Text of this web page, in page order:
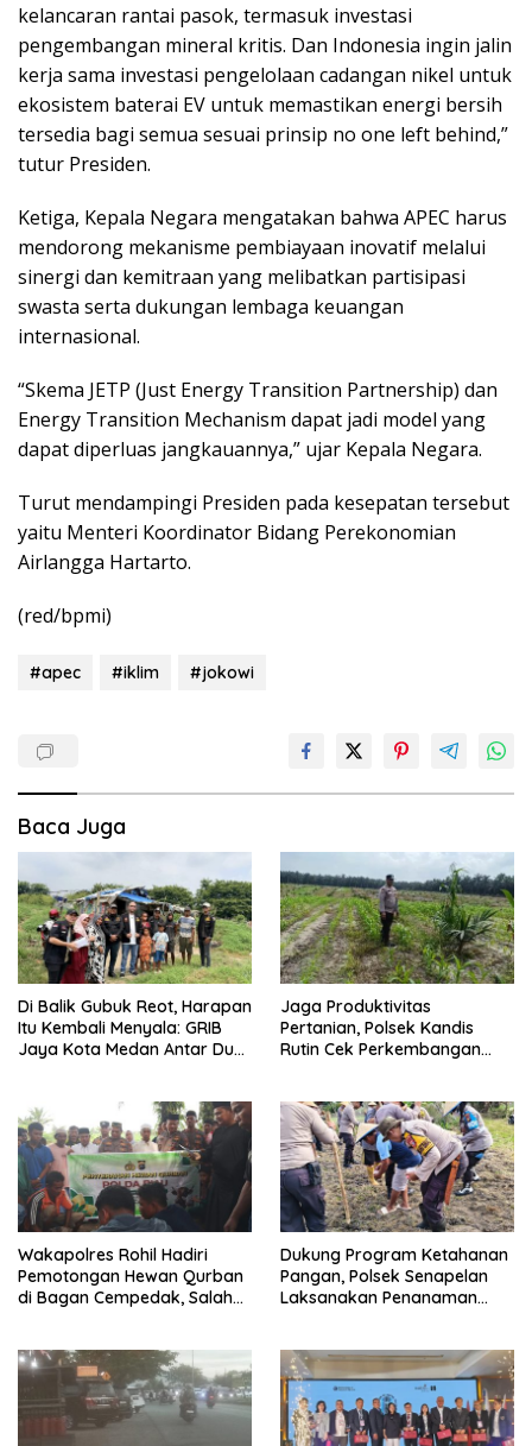
kelancaran rantai pasok, termasuk investasi
pengembangan mineral kritis. Dan Indonesia ingin jalin
kerja sama investasi pengelolaan cadangan nikel untuk
ekosistem baterai EV untuk memastikan energi bersih
tersedia bagi semua sesuai prinsip no one left behind,”
tutur Presiden.
Ketiga, Kepala Negara mengatakan bahwa APEC harus
mendorong mekanisme pembiayaan inovatif melalui
sinergi dan kemitraan yang melibatkan partisipasi
swasta serta dukungan lembaga keuangan
internasional.
“Skema JETP (Just Energy Transition Partnership) dan
Energy Transition Mechanism dapat jadi model yang
dapat diperluas jangkauannya,” ujar Kepala Negara.
Turut mendampingi Presiden pada kesepatan tersebut
yaitu Menteri Koordinator Bidang Perekonomian
Airlangga Hartarto.
(red/bpmi)
#apec #iklim #jokowi
Baca Juga
Di Balik Gubuk Reot, Harapan
Itu Kembali Menyala: GRIB
Jaya Kota Medan Antar Dua
Jaga Produktivitas
Pertanian, Polsek Kandis
Rutin Cek Perkembangan
Wakapolres Rohil Hadiri
Pemotongan Hewan Qurban
di Bagan Cempedak, Salah
Dukung Program Ketahanan
Pangan, Polsek Senapelan
Laksanakan Penanaman